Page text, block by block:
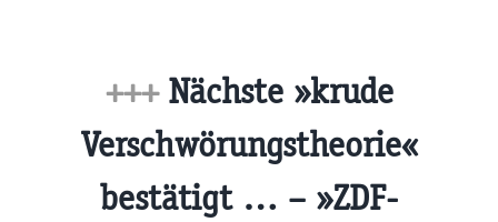
+++Nächste »krude
Verschwörungstheorie«
bestätigt … – »ZDF-